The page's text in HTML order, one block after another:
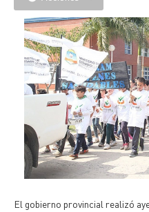
El gobierno provincial realizó